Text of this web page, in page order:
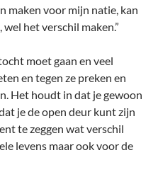
maken voor mijn natie, kan
het verschil maken.”
moet gaan en veel
en tegen ze preken en
Het houdt in dat je gewoon
je de open deur kunt zijn
te zeggen wat verschil
levens maar ook voor de